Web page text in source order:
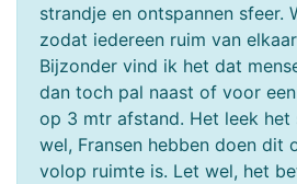
strandje en ontspannen sfeer.
zodat iedereen ruim van
Bijzonder vind ik het dat
dan toch pal naast of voor
op 3 mtr afstand. Het leek het
wel, Fransen hebben doen dit
volop ruimte is. Let wel, het